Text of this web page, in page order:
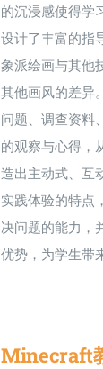
的沉浸感使得学
设计了丰富的指
象派绘画与其他
其他画风的差异
问题、调查资料
的观察与心得，
造出主动式、互
实践体验的特点
决问题的能力，
优势，为学生带
Minecraft